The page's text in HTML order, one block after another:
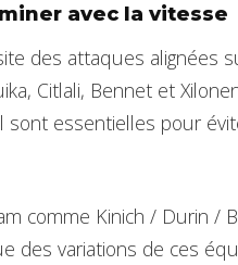
avec la vitesse
des attaques alignées
Citlali, Bennet et
sont essentielles pour
comme Kinich / Durin /
des variations de ces